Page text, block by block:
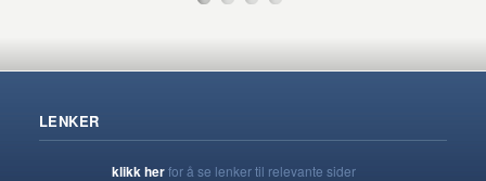
LENKER
klikk herfor å se lenker til relevante sider